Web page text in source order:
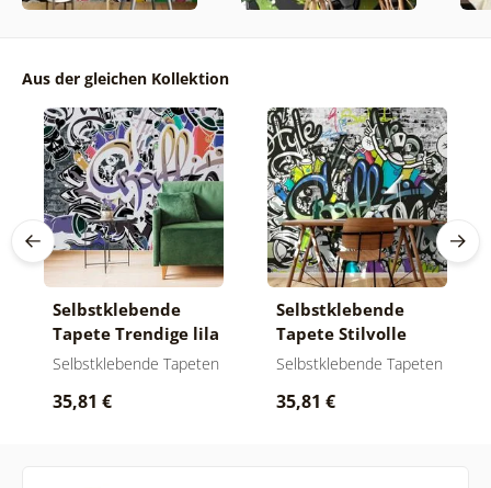
Aus der gleichen Kollektion
Selbstklebende
Tapete Trendige lila
Graffiti-Wand
Selbstklebende Tapeten
35,81 €
Selbstklebende
Tapete Stilvolle
Graffiti-Wand
Selbstklebende Tapeten
35,81 €